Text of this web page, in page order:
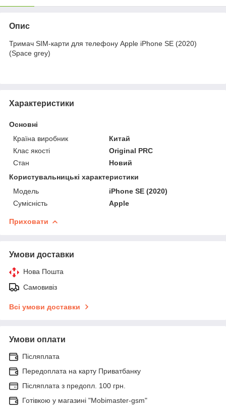
Опис
Тримач SIM-карти для телефону Apple iPhone SE (2020)
(Space grey)
Характеристики
Основні
Країна виробник
Китай
Клас якості
Original PRC
Стан
Новий
Користувальницькі характеристики
Мoдель
iPhone SE (2020)
Сумісність
Apple
Приховати
Умови доставки
Нова Пошта
Самовивіз
Всі умови доставки
Умови оплати
Післяплата
Передоплата на карту Приватбанку
Післяплата з предопл. 100 грн.
Готівкою у магазині "Mobimaster-gsm"